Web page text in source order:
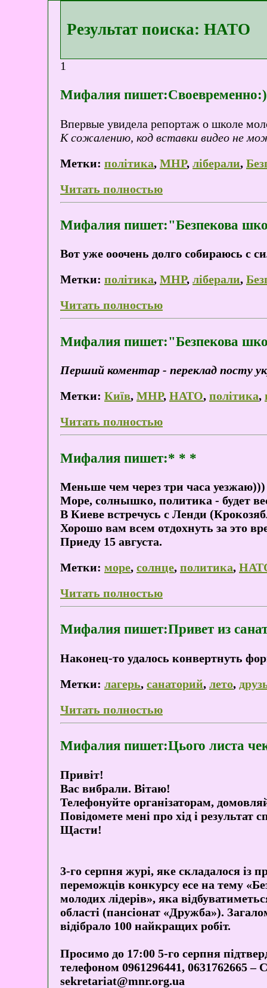
Результат поиска: НАТО
1
Мифалия пишет:Своевременно:)
Впервые увидела репортаж о школе
К сожалению, код вставки видео не
Метки: політика, МНР, ліберали,
Читать полностью
Мифалия пишет:"Безпекова
Вот уже ооочень долго собираюсь с
Метки: політика, МНР, ліберали,
Читать полностью
Мифалия пишет:"Безпекова
Перший коментар - переклад посту
Метки: Київ, МНР, НАТО, політика,
Читать полностью
Мифалия пишет:* * *
Меньше чем через три часа уезжаю)))
Море, солнышко, политика - будет
В Киеве встречусь с Ленди
Хорошо вам всем отдохнуть за это
Приеду 15 августа.
Метки: море, солнце, политика,
Читать полностью
Мифалия пишет:Привет из
Наконец-то удалось конвертнуть
Метки: лагерь, санаторий, лето,
Читать полностью
Мифалия пишет:Цього листа
Привіт!
Вас вибрали. Вітаю!
Телефонуйте організаторам,
Повідомете мені про хід і результат
Щасти!
3-го серпня журі, яке складалося із
переможців конкурсу есе на тему
молодих лідерів», яка
області (пансіонат «Дружба»).
відібрало 100 найкращих робіт.
Просимо до 17:00 5-го серпня
телефоном 0961296441, 0631762665
sekretariat@mnr.org.ua